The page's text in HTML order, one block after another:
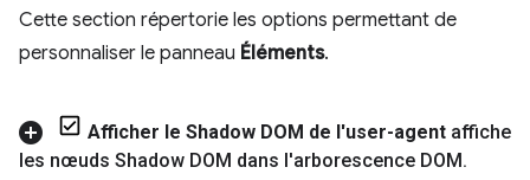
Cette section répertorie les options permettant de
personnaliser le panneau Éléments.
Afficher le Shadow DOM de l'user-agent affiche
les nœuds Shadow DOM dans l'arborescence DOM.